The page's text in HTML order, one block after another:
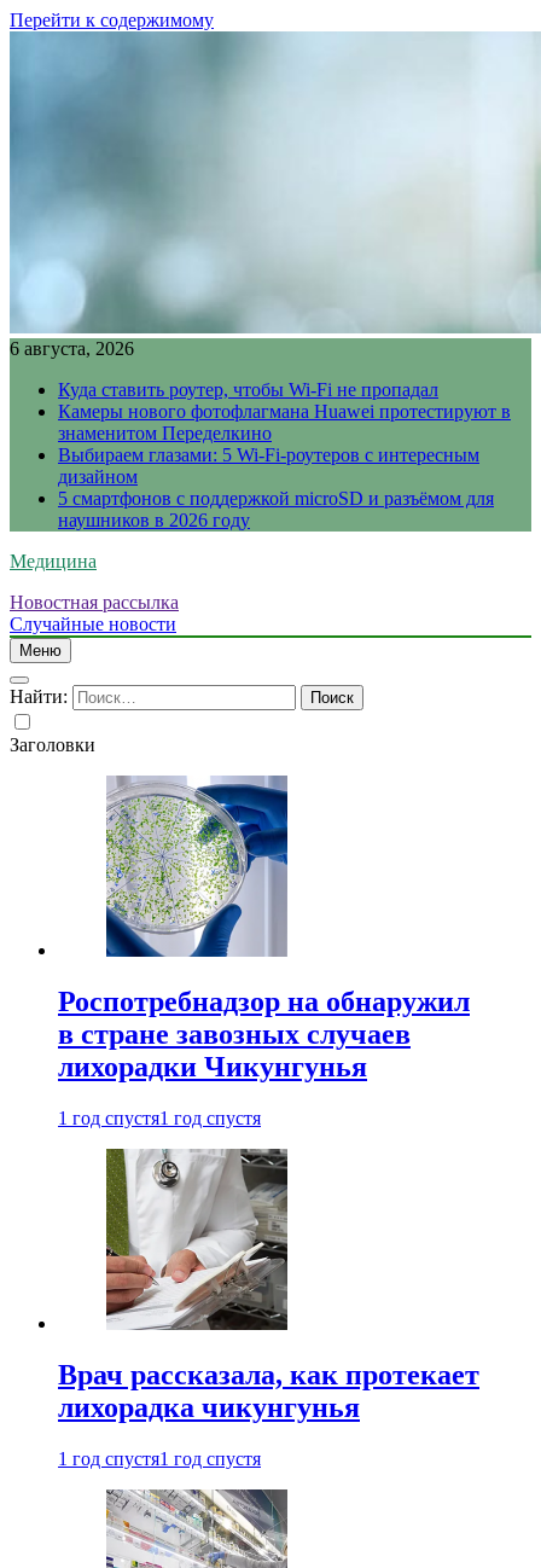
Перейти к содержимому
6 августа, 2026
Куда ставить роутер, чтобы Wi-Fi не пропадал
Камеры нового фотофлагмана Huawei протестируют в
знаменитом Переделкино
Выбираем глазами: 5 Wi-Fi-роутеров с интересным
дизайном
5 смартфонов с поддержкой microSD и разъёмом для
наушников в 2026 году
Медицина
Новостная рассылка
Случайные новости
Меню
Найти:
Заголовки
Роспотребнадзор на обнаружил
в стране завозных случаев
лихорадки Чикунгунья
1 год спустя1 год спустя
Врач рассказала, как протекает
лихорадка чикунгунья
1 год спустя1 год спустя